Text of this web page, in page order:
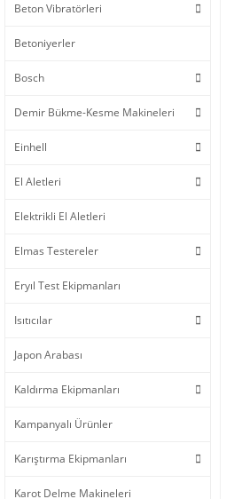
Beton Vibratörleri
Betoniyerler
Bosch
Demir Bükme-Kesme Makineleri
Einhell
El Aletleri
Elektrikli El Aletleri
Elmas Testereler
Eryıl Test Ekipmanları
Isıtıcılar
Japon Arabası
Kaldırma Ekipmanları
Kampanyalı Ürünler
Karıştırma Ekipmanları
Karot Delme Makineleri